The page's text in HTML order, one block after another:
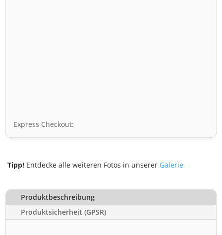
Express Checkout:
Tipp! Entdecke alle weiteren Fotos in unserer Galerie
Produktbeschreibung
Produktsicherheit (GPSR)